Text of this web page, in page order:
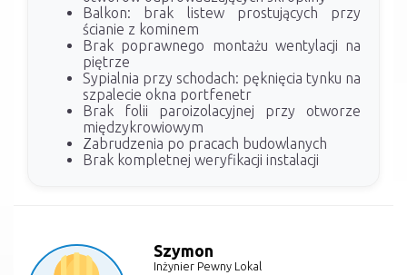
Balkon: brak listew prostujących przy
ścianie z kominem
Brak poprawnego montażu wentylacji na
piętrze
Sypialnia przy schodach: pęknięcia tynku na
szpalecie okna portfenetr
Brak folii paroizolacyjnej przy otworze
międzykrowiowym
Zabrudzenia po pracach budowlanych
Brak kompletnej weryfikacji instalacji
Szymon
Inżynier Pewny Lokal